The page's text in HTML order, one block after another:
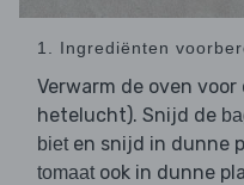
1. Ingrediënten
Verwarm de oven voor
hetelucht). Snijd de
biet en snijd in dunne
tomaat ook in dunne